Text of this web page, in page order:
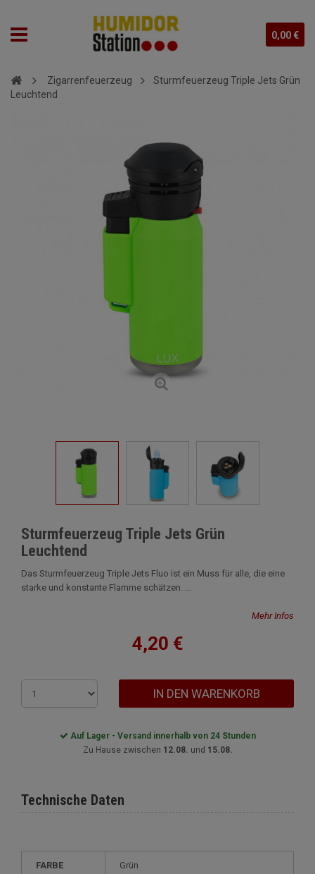
0,00 €
Zigarrenfeuerzeug
Sturmfeuerzeug Triple Jets Grün
Leuchtend
Sturmfeuerzeug Triple Jets Grün
Leuchtend
Das Sturmfeuerzeug Triple Jets Fluo ist ein Muss für alle, die eine
starke und konstante Flamme schätzen. ...
Mehr Infos
4,20 €
IN DEN WARENKORB
Auf Lager - Versand innerhalb von 24 Stunden
Zu Hause zwischen 12.08. und 15.08.
Technische Daten
FARBE Grün